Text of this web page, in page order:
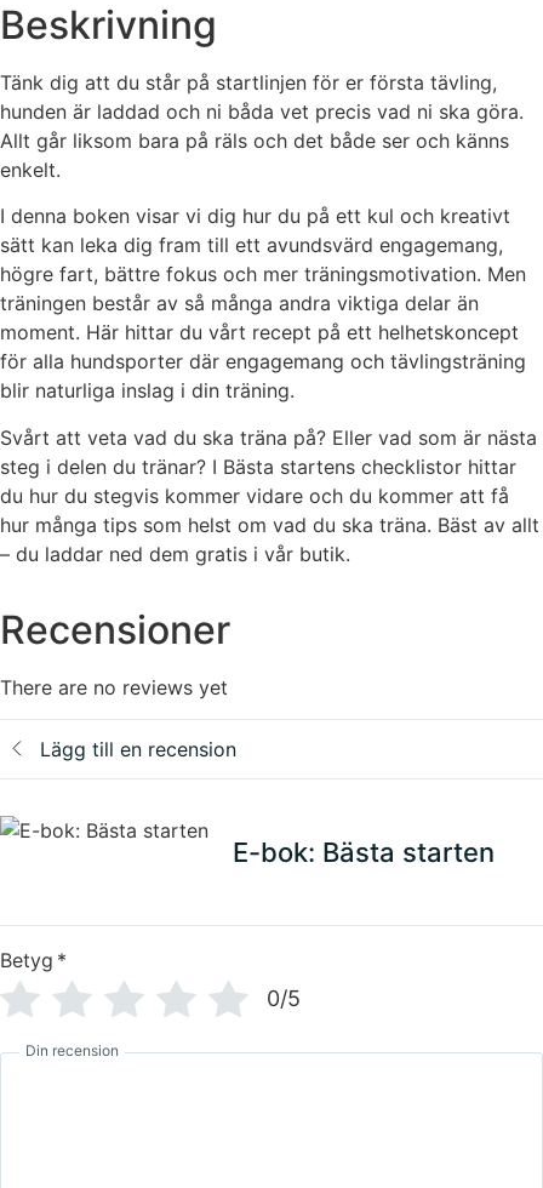
Beskrivning
Tänk dig att du står på startlinjen för er första tävling,
hunden är laddad och ni båda vet precis vad ni ska göra.
Allt går liksom bara på räls och det både ser och känns
enkelt.
I denna boken visar vi dig hur du på ett kul och kreativt
sätt kan leka dig fram till ett avundsvärd engagemang,
högre fart, bättre fokus och mer träningsmotivation. Men
träningen består av så många andra viktiga delar än
moment. Här hittar du vårt recept på ett helhetskoncept
för alla hundsporter där engagemang och tävlingsträning
blir naturliga inslag i din träning.
Svårt att veta vad du ska träna på? Eller vad som är nästa
steg i delen du tränar? I Bästa startens checklistor hittar
du hur du stegvis kommer vidare och du kommer att få
hur många tips som helst om vad du ska träna. Bäst av allt
– du laddar ned dem gratis i vår butik.
Recensioner
There are no reviews yet
Lägg till en recension
E-bok: Bästa starten
Betyg *
0/5
Din recension